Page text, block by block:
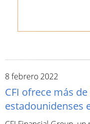
8 febrero 2022
CFI ofrece más
estadounidenses